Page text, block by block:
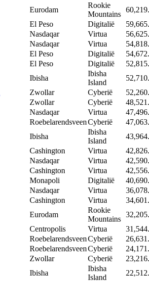
Eurodam
Rookie
Mountains
El Peso Digitalië
Nasdaqar Virtua
Nasdaqar Virtua
El Peso Digitalië
El Peso Digitalië
Ibisha
Ibisha
Island
Zwollar Cyberië
Zwollar Cyberië
Nasdaqar Virtua
RoebelarendsveenCyberië
Ibisha
Ibisha
Island
Cashington Virtua
Nasdaqar Virtua
Cashington Virtua
Monapoli Digitalië
Nasdaqar Virtua
Cashington Virtua
Eurodam
Rookie
Mountains
Centropolis Virtua
RoebelarendsveenCyberië
RoebelarendsveenCyberië
Zwollar Cyberië
Ibisha
Ibisha
Island